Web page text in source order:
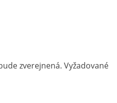
zverejnená. Vyžadované